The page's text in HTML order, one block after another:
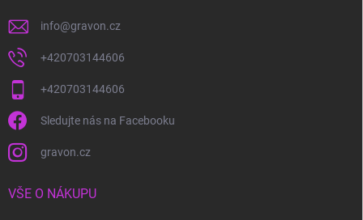
info@gravon.cz
+420703144606
+420703144606
Sledujte nás na Facebooku
gravon.cz
VŠE O NÁKUPU